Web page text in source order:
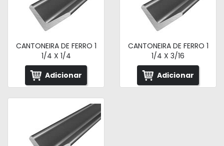
CANTONEIRA DE FERRO 1
1/4 X 1/4
Adicionar
CANTONEIRA DE FERRO 1
1/4 X 3/16
Adicionar